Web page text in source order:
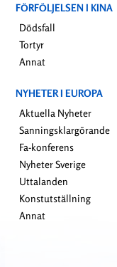
FÖRFÖLJELSEN I KINA
Dödsfall
Tortyr
Annat
NYHETER I EUROPA
Aktuella Nyheter
Sanningsklargörande
Fa-konferens
Nyheter Sverige
Uttalanden
Konstutställning
Annat